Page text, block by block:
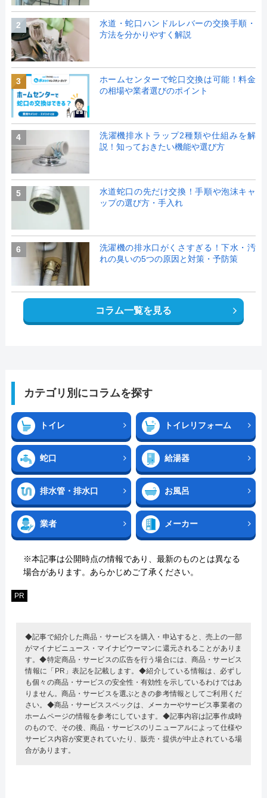
2
水道・蛇口ハンドルレバーの交換手順・
方法を分かりやすく解説
3
ホームセンターで蛇口交換は可能！料金
の相場や業者選びのポイント
4
洗濯機排水トラップ2種類や仕組みを解
説！知っておきたい機能や選び方
5
水道蛇口の先だけ交換！手順や泡沫キャ
ップの選び方・手入れ
6
洗濯機の排水口がくさすぎる！下水・汚
れの臭いの5つの原因と対策・予防策
コラム一覧を見る
カテゴリ別にコラムを探す
トイレ トイレリフォーム
蛇口 給湯器
排水管・排水口 お風呂
業者 メーカー
※本記事は公開時点の情報であり、最新のものとは異なる
場合があります。あらかじめご了承ください。
PR
◆記事で紹介した商品・サービスを購入・申込すると、売上の一部
がマイナビニュース・マイナビウーマンに還元されることがありま
す。◆特定商品・サービスの広告を行う場合には、商品・サービス
情報に「PR」表記を記載します。◆紹介している情報は、必ずし
も個々の商品・サービスの安全性・有効性を示しているわけではあ
りません。商品・サービスを選ぶときの参考情報としてご利用くだ
さい。◆商品・サービススペックは、メーカーやサービス事業者の
ホームページの情報を参考にしています。◆記事内容は記事作成時
のもので、その後、商品・サービスのリニューアルによって仕様や
サービス内容が変更されていたり、販売・提供が中止されている場
合があります。